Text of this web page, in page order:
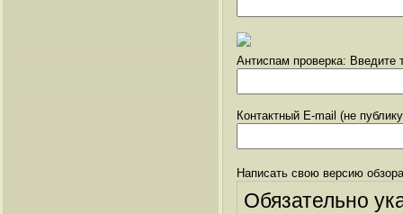
Антиспам проверка: Введите
Контактный E-mail (не
Написать свою версию
Обязательно